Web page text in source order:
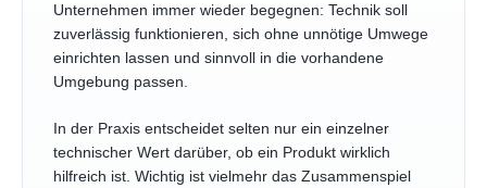
Unternehmen immer wieder begegnen: Technik soll
zuverlässig funktionieren, sich ohne unnötige Umwege
einrichten lassen und sinnvoll in die vorhandene
Umgebung passen.
In der Praxis entscheidet selten nur ein einzelner
technischer Wert darüber, ob ein Produkt wirklich
hilfreich ist. Wichtig ist vielmehr das Zusammenspiel